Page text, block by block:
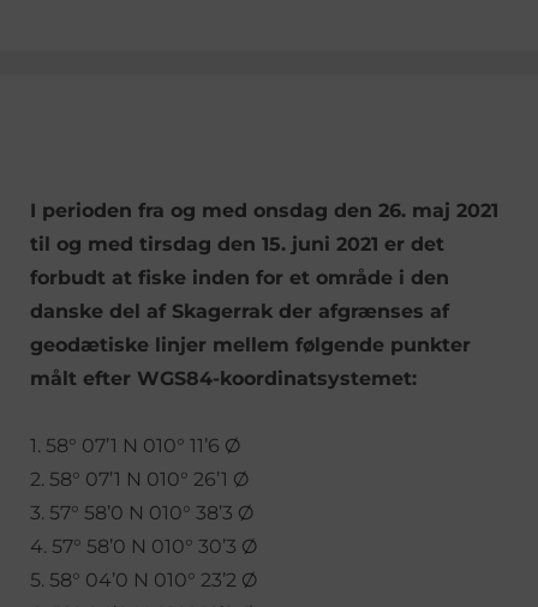
I perioden fra og med onsdag den 26. maj 2021
til og med tirsdag den 15. juni 2021 er det
forbudt at fiske inden for et område i den
danske del af Skagerrak der afgrænses af
geodætiske linjer mellem følgende punkter
målt efter WGS84-koordinatsystemet:
1. 58° 07’1 N 010° 11’6 Ø
2. 58° 07’1 N 010° 26’1 Ø
3. 57° 58’0 N 010° 38’3 Ø
4. 57° 58’0 N 010° 30’3 Ø
5. 58° 04’0 N 010° 23’2 Ø